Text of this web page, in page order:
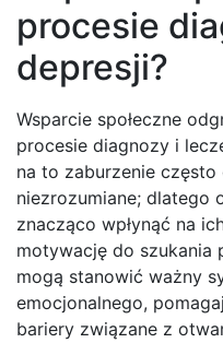
procesie
depresji?
Wsparcie społeczne
procesie diagnozy i
na to zaburzenie
niezrozumiane; dlatego
znacząco wpłynąć na
motywację do szukania
mogą stanowić ważny
emocjonalnego,
bariery związane z